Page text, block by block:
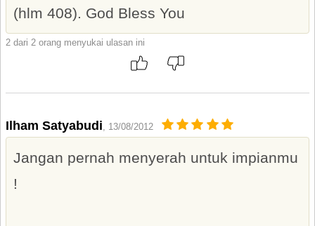
(hlm 408). God Bless You
2 dari 2 orang menyukai ulasan ini
Ilham Satyabudi , 13/08/2012
Jangan pernah menyerah untuk impianmu
!